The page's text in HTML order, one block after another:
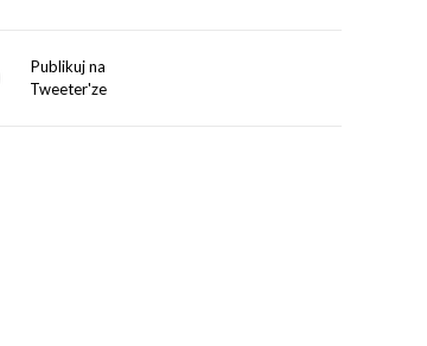
Publikuj na
Tweeter'ze